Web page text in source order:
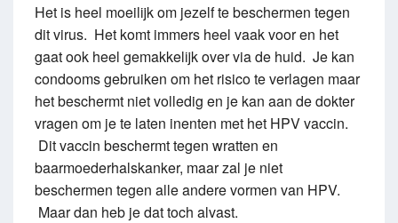
Het is heel moeilijk om jezelf te beschermen tegen
dit virus. Het komt immers heel vaak voor en het
gaat ook heel gemakkelijk over via de huid. Je kan
condooms gebruiken om het risico te verlagen maar
het beschermt niet volledig en je kan aan de dokter
vragen om je te laten inenten met het HPV vaccin.
Dit vaccin beschermt tegen wratten en
baarmoederhalskanker, maar zal je niet
beschermen tegen alle andere vormen van HPV.
Maar dan heb je dat toch alvast.